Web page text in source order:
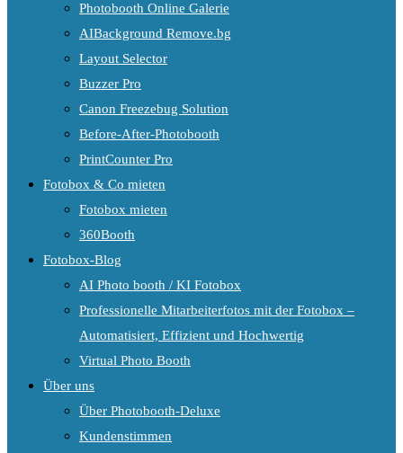
Photobooth Online Galerie
AIBackground Remove.bg
Layout Selector
Buzzer Pro
Canon Freezebug Solution
Before-After-Photobooth
PrintCounter Pro
Fotobox & Co mieten
Fotobox mieten
360Booth
Fotobox-Blog
AI Photo booth / KI Fotobox
Professionelle Mitarbeiterfotos mit der Fotobox –
Automatisiert, Effizient und Hochwertig
Virtual Photo Booth
Über uns
Über Photobooth-Deluxe
Kundenstimmen